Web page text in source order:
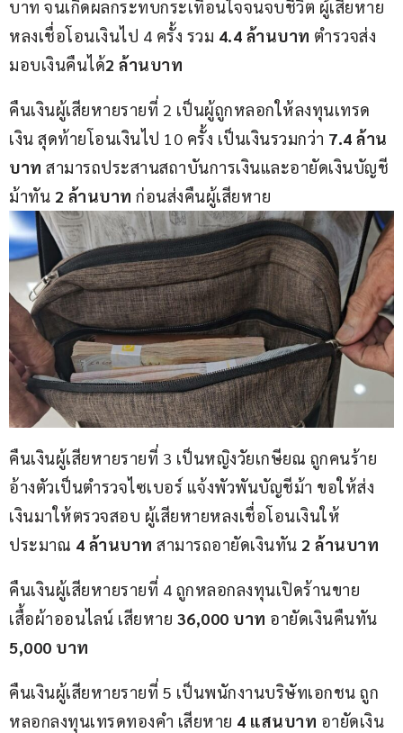
บาท จนเกิดผลกระทบกระเทือนใจจนจบชีวิต ผู้เสียหาย
หลงเชื่อโอนเงินไป 4 ครั้ง รวม 4.4 ล้านบาท ตำรวจส่ง
มอบเงินคืนได้2 ล้านบาท
คืนเงินผู้เสียหายรายที่ 2 เป็นผู้ถูกหลอกให้ลงทุนเทรด
เงิน สุดท้ายโอนเงินไป 10 ครั้ง เป็นเงินรวมกว่า 7.4 ล้าน
บาท สามารถประสานสถาบันการเงินและอายัดเงินบัญชี
ม้าทัน 2 ล้านบาท ก่อนส่งคืนผู้เสียหาย
คืนเงินผู้เสียหายรายที่ 3 เป็นหญิงวัยเกษียณ ถูกคนร้าย
อ้างตัวเป็นตำรวจไซเบอร์ แจ้งพัวพันบัญชีม้า ขอให้ส่ง
เงินมาให้ตรวจสอบ ผู้เสียหายหลงเชื่อโอนเงินให้
ประมาณ 4 ล้านบาท สามารถอายัดเงินทัน 2 ล้านบาท
คืนเงินผู้เสียหายรายที่ 4 ถูกหลอกลงทุนเปิดร้านขาย
เสื้อผ้าออนไลน์ เสียหาย 36,000 บาท อายัดเงินคืนทัน
5,000 บาท
คืนเงินผู้เสียหายรายที่ 5 เป็นพนักงานบริษัทเอกชน ถูก
หลอกลงทุนเทรดทองคำ เสียหาย 4 แสนบาท อายัดเงิน